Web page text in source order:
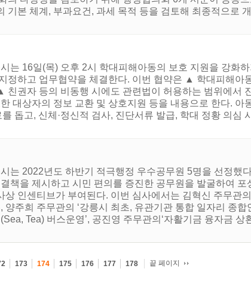
기본 체계, 부과요건, 과세 목적 등을 검토해 최종적으로
는 16일(목) 오후 2시 학대피해아동의 보호 지원을 강화
정하고 업무협약을 체결한다. 이번 협약은 ▲ 학대피해아
권자 등의 비동행 시에도 관련법이 허용하는 범위에서
대상자의 정보 교환 및 상호지원 등을 내용으로 한다. 아
돕고, 신체·정신적 검사, 진단서류 발급, 학대 정황 의심
는 2022년도 하반기 적극행정 우수공무원 5명을 선정했
책을 제시하고 시민 편의를 증진한 공무원을 발굴하여 포
인센티브가 부여된다. 이번 심사에서는 김혁신 주무관의
주희 주무관의 ‘강릉시 최초, 유관기관 통합 일자리 종합
Tea) 버스운영’, 공진영 주무관의‘자활기금 융자금 상
173 174 175 176 177 178 끝 페이지